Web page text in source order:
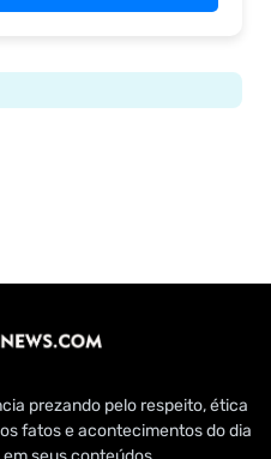
prezando pelo respeito, ética
fatos e acontecimentos do dia